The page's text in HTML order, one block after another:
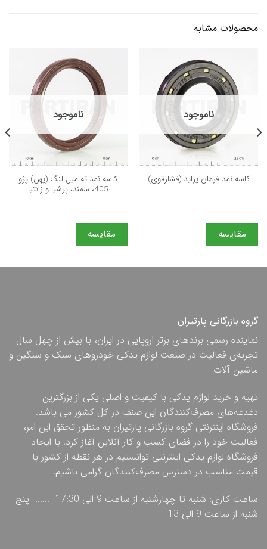
محصولات مشابه
ناموجود
کاسه نمد فرمان پراید (فشارقوی)
مقایسه
ناموجود
كاسه نمد ته میل لنگ (پهن) پژو
405، سمند، پرشیا و زانتیا
مقایسه
گروه بازرگانی پارتیران
نماینده رسمی برندهای برتر اروپایی در ایران، با بیش از چهل سال
تجربه‌ی فعالیت در صنعت لوازم یدکی خودروهای سبک و سنگین و
ماشین آلات
تهیه و خرید لوازم یدکی با کیفیت و اصلی یکی از بزرگترین
دغدغه‌های مصرف‌کنندگان این صنف در کل کشور می باشد.
فروشگاه اینترنتی گروه بازرگانی پارتیران به منظور تحقق این امر،
فعالیت خود را در فضای کسب و کار آنلاین آغاز کرد. با ایجاد
فروشگاه لوازم یدکی اینترنتی توانستیم در هر نقطه از کشور با
قیمت مناسب در دسترس مصرف‌کنندگان گرامی باشیم.
ساعت کاری: شنبه تا چهارشنبه از ساعت 9 الی 17:30 ...... پنج
شنبه از ساعت 9 الی 13